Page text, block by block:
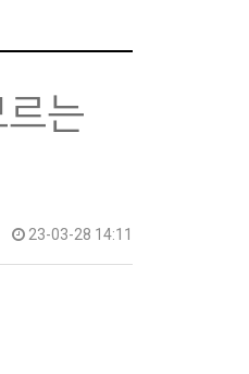
는
23-03-28 14:11